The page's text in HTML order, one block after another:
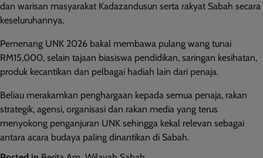
dan warisan masyarakat Kadazandusun serta rakyat Sabah secara
keseluruhannya.
Pemenang UNK 2026 bakal membawa pulang wang tunai
RM15,000, selain tajaan biasiswa pendidikan, saringan kesihatan,
produk kecantikan dan pelbagai hadiah lain dari penaja.
Beliau merakamkan penghargaan kepada semua penaja, rakan
strategik, agensi, organisasi dan rakan media yang terus
menyokong penganjuran UNK sehingga kekal relevan sebagai
antara acara budaya paling dinantikan di Sabah.